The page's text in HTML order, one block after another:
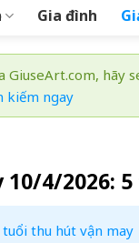
Gia đình
GiuseArt.com, hãy
kiếm ngay
10/4/2026:
thu hút vận may